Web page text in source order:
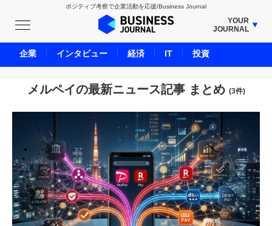
ポジティブ考察で企業活動を応援/Business Journal
YOUR
JOURNAL
BUSINESS JOURNAL
UNICORN JOURNAL
CARBON CREDITS JOURNAL
ENERGY MANAGEMENT JOURNAL
INBOUND JOURNAL
LIFE ENDING JOURNAL
AI JOURNAL
REAL ESTATE BROKERAGE JOURNAL
SMART MARKETING JOURNAL
メルペイの最新ニュース記事 まとめ (3件)
企業 インタビュー 経済 IT 投資